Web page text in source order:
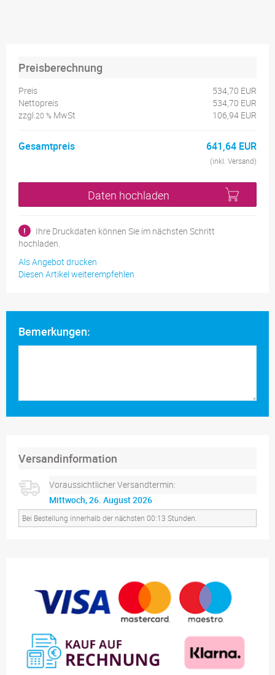
Preisberechnung
Preis
534,70 EUR
Nettopreis
534,70 EUR
zzgl. 20 % MwSt 106,94 EUR
Gesamtpreis 641,64 EUR
(inkl. Versand)
Daten hochladen
!
Ihre Druckdaten können Sie im nächsten Schritt
hochladen.
Als Angebot drucken
Diesen Artikel weiterempfehlen
Bemerkungen:
Versandinformation
Voraussichtlicher Versandtermin:
Mittwoch, 26. August 2026
Bei Bestellung innerhalb der nächsten 00:13 Stunden.